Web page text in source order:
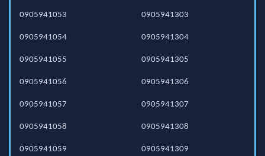
0905941053
0905941054
0905941055
0905941056
0905941057
0905941058
0905941059
0905941303
0905941304
0905941305
0905941306
0905941307
0905941308
0905941309